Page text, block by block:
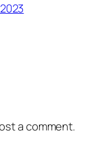
a comment.